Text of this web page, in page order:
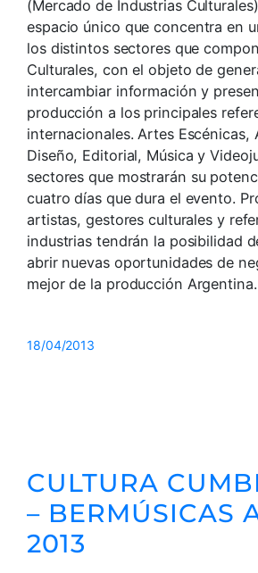
(Mercado de Industrias
espacio único que concentra en
los distintos sectores que
Culturales, con el objeto de
intercambiar información y
producción a los principales
internacionales. Artes Escénicas,
Diseño, Editorial, Música y
sectores que mostrarán su
cuatro días que dura el evento.
artistas, gestores culturales y
industrias tendrán la posibilidad
abrir nuevas oportunidades de
mejor de la producción Argentina.
18/04/2013
CULTURA
– BERMÚSICAS
2013